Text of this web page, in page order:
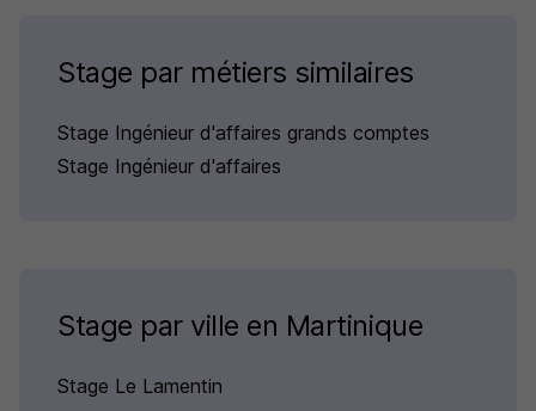
Stage par métiers similaires
Stage Ingénieur d'affaires grands comptes
Stage Ingénieur d'affaires
Stage par ville en Martinique
Stage Le Lamentin